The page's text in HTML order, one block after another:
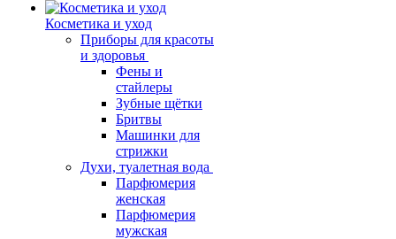
Косметика и уход
Приборы для красоты
и здоровья
Фены и
стайлеры
Зубные щётки
Бритвы
Машинки для
стрижки
Духи, туалетная вода
Парфюмерия
женская
Парфюмерия
мужская